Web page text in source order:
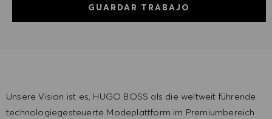
GUARDAR TRABAJO
Unsere Vision ist es, HUGO BOSS als die weltweit führende
technologiegesteuerte Modeplattform im Premiumbereich